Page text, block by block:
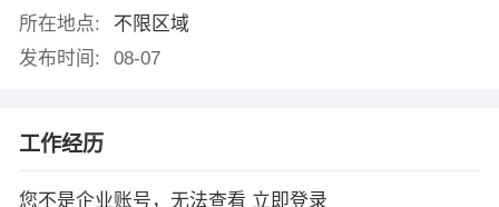
所在地点:
不限区域
发布时间:
08-07
工作经历
您不是企业账号，无法查看 立即登录